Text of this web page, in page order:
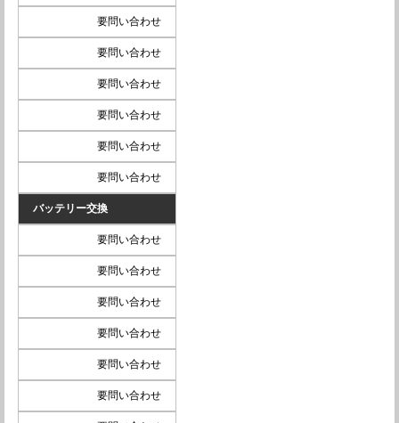
要問い合わせ
要問い合わせ
要問い合わせ
要問い合わせ
要問い合わせ
要問い合わせ
バッテリー交換
要問い合わせ
要問い合わせ
要問い合わせ
要問い合わせ
要問い合わせ
要問い合わせ